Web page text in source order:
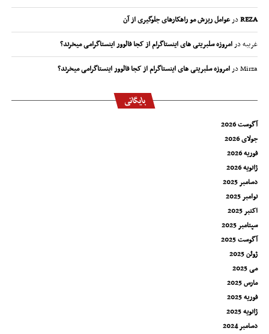
REZAدرعوامل ریزش مو راهکارهای جلوگیری از آن
غریبهدرامروزه سلبریتی های اینستاگرام از کجا فالوور اینستاگرامی میخرند؟
Mirzaدرامروزه سلبریتی های اینستاگرام از کجا فالوور اینستاگرامی میخرند؟
بایگانی
آگوست 2026
جولای 2026
فوریه 2026
ژانویه 2026
دسامبر 2025
نوامبر 2025
اکتبر 2025
سپتامبر 2025
آگوست 2025
ژوئن 2025
می 2025
مارس 2025
فوریه 2025
ژانویه 2025
دسامبر 2024